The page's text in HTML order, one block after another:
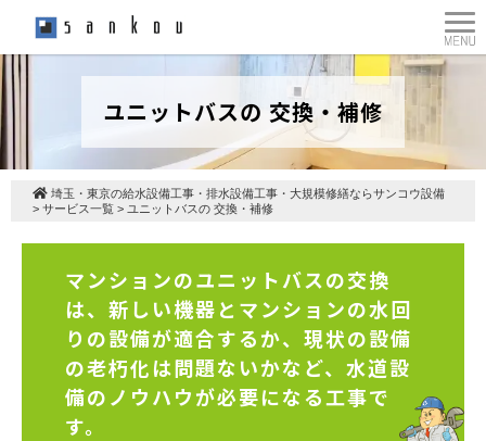
ユニットバスの 交換・補修
埼玉・東京の給水設備工事・排水設備工事・大規模修繕ならサンコウ設備
> サービス一覧 > ユニットバスの 交換・補修
マンションのユニットバスの交換
は、新しい機器とマンションの水回
りの設備が適合するか、現状の設備
の老朽化は問題ないかなど、水道設
備のノウハウが必要になる工事で
す。